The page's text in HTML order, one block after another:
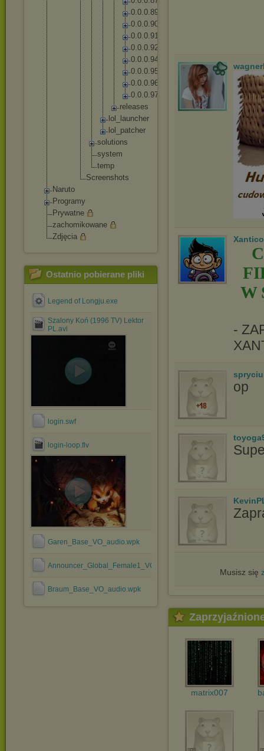
0.0.0.89
0.0.0.90
0.0.0.91
0.0.0.92
0.0.0.94
0.0.0.95
0.0.0.96
0.0.0.97
re eases
lo
launcher
lo
patc her
solutions
system
temp
Screenshots
Naruto
Programy
Prywatne
zachomikowane
Zdjęcia
Ostatnio pobierane pliki
Legend of Longju.exe
Szalony Koń (1996 TV) Lektor
PL.avi
login.swf
login-loop.flv
Garen_Base_VO_audio.wpk
Announcer_Global_Female1_VO_audio.wpk
Braum_Base_VO_audio.wpk
Xantico
W
-
op
Musisz się
matrix007